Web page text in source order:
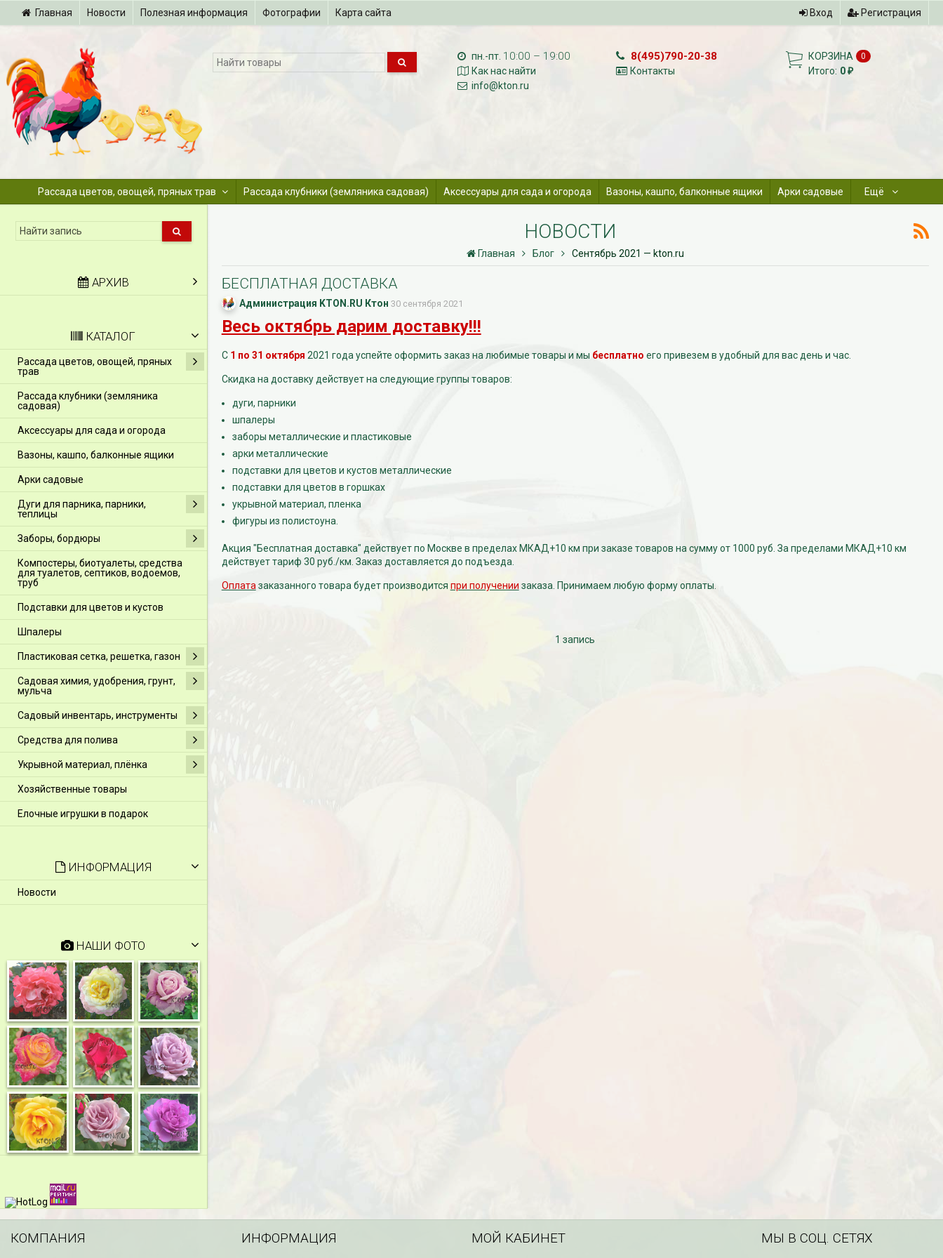
Главная Новости Полезная информация Фотографии Карта сайта Вход Регистрация
пн.-пт. 10:00 – 19:00
Как нас найти
info@kton.ru
8(495)790-20-38
Контакты
КОРЗИНА 0
Итого: 0₽
Рассада цветов, овощей, пряных трав Рассада клубники (земляника садовая) Аксессуары для сада и огорода Вазоны, кашпо, балконные ящики Арки садовые Ещё
АРХИВ
КАТАЛОГ
Рассада цветов, овощей, пряных
трав
Рассада клубники (земляника
садовая)
Аксессуары для сада и огорода
Вазоны, кашпо, балконные ящики
Арки садовые
Дуги для парника, парники,
теплицы
Заборы, бордюры
Компостеры, биотуалеты, средства
для туалетов, септиков, водоемов,
труб
Подставки для цветов и кустов
Шпалеры
Пластиковая сетка, решетка, газон
Садовая химия, удобрения, грунт,
мульча
Садовый инвентарь, инструменты
Средства для полива
Укрывной материал, плёнка
Хозяйственные товары
Елочные игрушки в подарок
ИНФОРМАЦИЯ
Новости
НАШИ ФОТО
НОВОСТИ
Главная Блог Сентябрь 2021 — kton.ru
БЕСПЛАТНАЯ ДОСТАВКА
Администрация KTON.RU Ктон 30 сентября 2021
Весь октябрь дарим доставку!!!
С 1 по 31 октября 2021 года успейте оформить заказ на любимые товары и мы бесплатно его привезем в удобный для вас день и час.
Скидка на доставку действует на следующие группы товаров:
дуги, парники
шпалеры
заборы металлические и пластиковые
арки металлические
подставки для цветов и кустов металлические
подставки для цветов в горшках
укрывной материал, пленка
фигуры из полистоуна.
Акция "Бесплатная доставка" действует по Москве в пределах МКАД+10 км при заказе товаров на сумму от 1000 руб. За пределами МКАД+10 км
действует тариф 30 руб./км. Заказ доставляется до подъезда.
Оплата заказанного товара будет производится при получении заказа. Принимаем любую форму оплаты.
1 запись
КОМПАНИЯ ИНФОРМАЦИЯ МОЙ КАБИНЕТ МЫ В СОЦ. СЕТЯХ